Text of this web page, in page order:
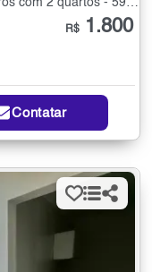
Apartamento para Alugar na Vila Medeiros com 2 quartos - 59 m²
R$ 1.800
Contatar